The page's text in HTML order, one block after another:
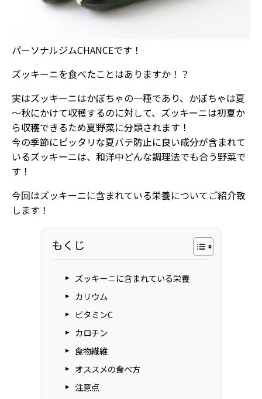
パーソナルジムCHANCEです！
ズッキーニを食べたことはありますか！？
実はズッキーニはかぼちゃの一種であり、かぼちゃは夏
～秋にかけて収穫するのに対して、ズッキーニは初夏か
ら収穫できるため夏野菜に分類されます！
今の季節にピッタリな夏バテ防止に良い成分が含まれて
いるズッキーニは、和洋中どんな調理法でも合う野菜で
す！
今回はズッキーニに含まれている栄養についてご紹介致
します！
もくじ
ズッキーニに含まれている栄養
カリウム
ビタミンC
カロチン
食物繊維
オススメの食べ方
注意点